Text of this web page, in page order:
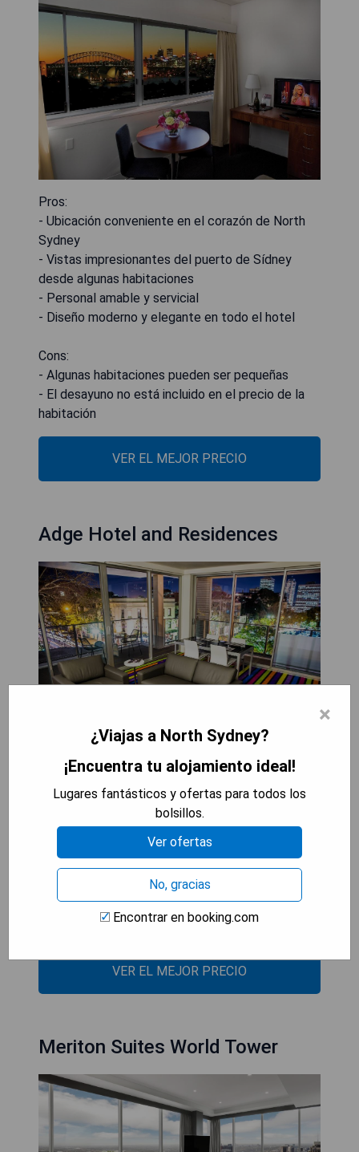
Pros:
- Ubicación conveniente en el corazón de North
Sydney
- Vistas impresionantes del puerto de Sídney
desde algunas habitaciones
- Personal amable y servicial
- Diseño moderno y elegante en todo el hotel
Cons:
- Algunas habitaciones pueden ser pequeñas
- El desayuno no está incluido en el precio de la
habitación
VER EL MEJOR PRECIO
Adge Hotel and Residences
Pros:
- Ubicación conveniente en North Sydney
- Amplias habitaciones y residencias de lujo
- Diseño moderno y elegante
- Excelente servicio al cliente
- Precios altos
- Puede haber ruido del tráfico
VER EL MEJOR PRECIO
Meriton Suites World Tower
×
¿Viajas a North Sydney?
¡Encuentra tu alojamiento ideal!
Lugares fantásticos y ofertas para todos los
bolsillos.
Ver ofertas
No, gracias
Encontrar en booking.com